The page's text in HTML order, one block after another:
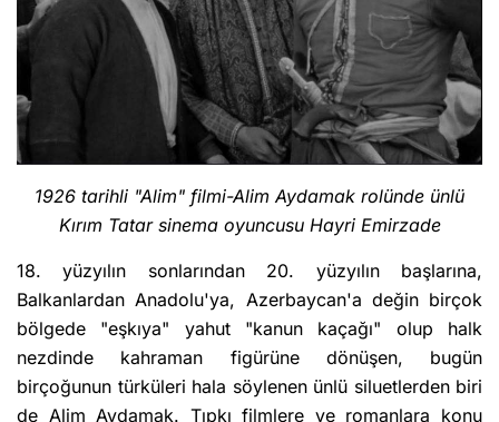
1926 tarihli "Alim" filmi-Alim Aydamak rolünde ünlü
Kırım Tatar sinema oyuncusu Hayri Emirzade
18. yüzyılın sonlarından 20. yüzyılın başlarına,
Balkanlardan Anadolu'ya, Azerbaycan'a değin birçok
bölgede "eşkıya" yahut "kanun kaçağı" olup halk
nezdinde kahraman figürüne dönüşen, bugün
birçoğunun türküleri hala söylenen ünlü siluetlerden biri
de Alim Aydamak. Tıpkı filmlere ve romanlara konu